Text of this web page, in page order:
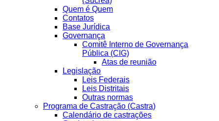
Quem é Quem
Contatos
Base Jurídica
Governança
Comitê Interno de Governança
Pública (CIG)
Atas de reunião
Legislação
Leis Federais
Leis Distritais
Outras normas
Programa de Castração (Castra)
Calendário de castrações